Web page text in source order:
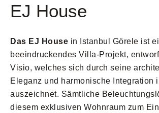
EJ House
Das EJ House in Istanbul Görele ist
beeindruckendes Villa-Projekt,
Visio, welches sich durch seine
Eleganz und harmonische Integration
auszeichnet. Sämtliche
diesem exklusiven Wohnraum zum